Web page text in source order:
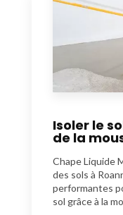
Isoler le
de la
Chape Liquide
des sols à
performantes
sol grâce à la